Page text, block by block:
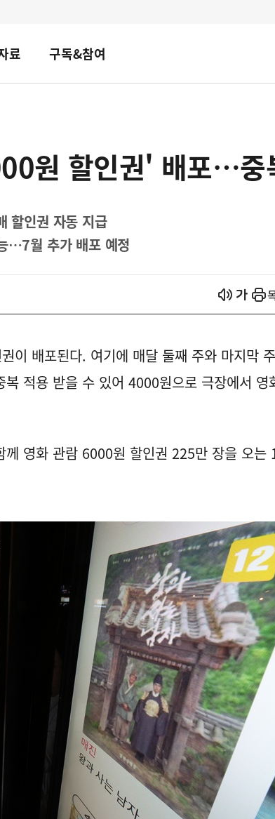
료 구독&참여
원 할인권' 배포…중
할인권 자동 지급
…7월 추가 배포 예정
열기열기
이 배포된다. 여기에 매달 둘째 주와 마지막 주
적용 받을 수 있어 4000원으로 극장에서 영
께 영화 관람 6000원 할인권 225만 장을 오는